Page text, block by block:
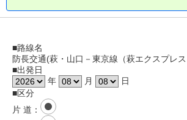
■路線名
防長交通(萩・山口－東京線（萩エクスプレ
■出発日
年
月
日
■区分
片 道 ：